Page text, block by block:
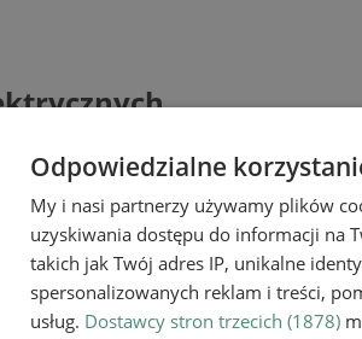
Odpowiedzialne
My i nasi partnerzy używamy plików
uzyskiwania dostępu do informacji na
takich jak Twój adres IP, unikalne
spersonalizowanych reklam i treści,
usług. Dostawcy stron trzecich (1878)